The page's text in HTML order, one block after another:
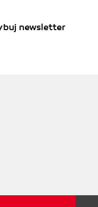
newsletter